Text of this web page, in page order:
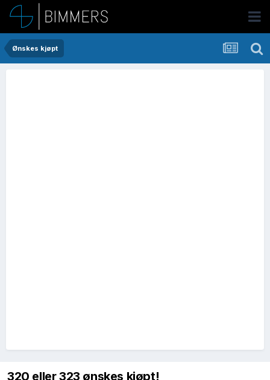
Ønskes kjøpt
320 eller 323 ønskes kjøpt!